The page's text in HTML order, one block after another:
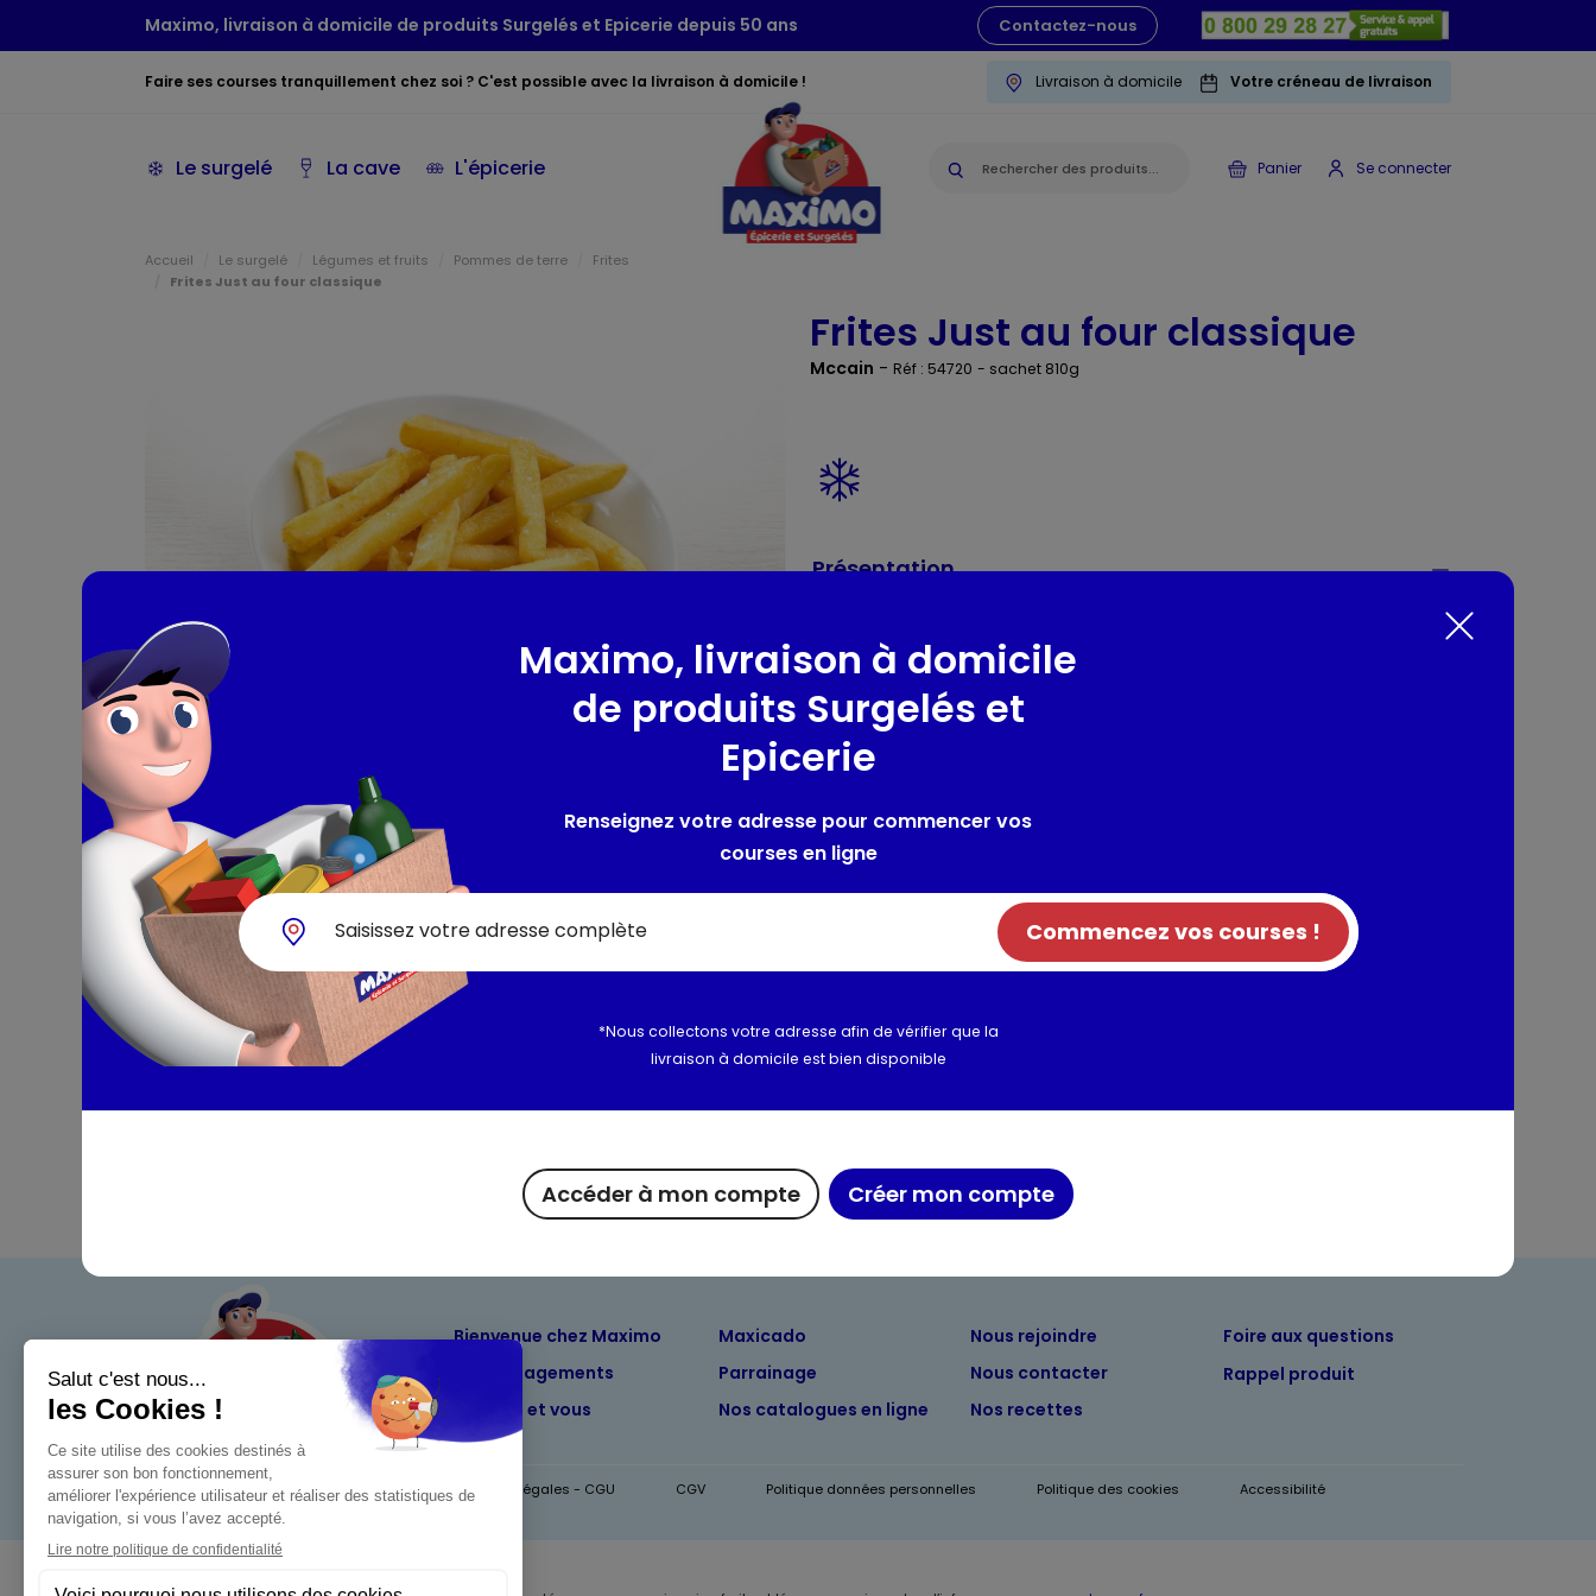
Maximo, livraison à domicile de produits Surgelés et Epicerie depuis 50 ans Contactez-nous
Faire ses courses tranquillement chez soi ? C'est possible avec la livraison à domicile ! Livraison à domicile Votre créneau de livraison
Le surgelé La cave L'épicerie Panier Se connecter
Accueil Le surgelé Légumes et fruits Pommes de terre
Frites
Frites Just au four classique
Frites Just au four classique
Mccain - Réf : 54720 - sachet 810g
Présentation
terre françaises. Préparées sans huile de palme et sans conservateur.
Produit végétarien
Lieu de provenance :FRANCE
Pommes de terre (91.5%) Enrobage (4.5%) : Amidon modifié, farine de riz,
dextrine, fibre de pois, épaississant : gomme xanthane, protéine de pois,
colorants (curcumine, extrait de paprika), huile de tournesol (3,6%).Sel
Fibre de Pois
Valeurs nutritionnelles
Informations complémentaires
Bienvenue chez Maximo
Nos engagements
Maximo et vous
Maxicado
Parrainage
Nos catalogues en ligne
Nous rejoindre
Nous contacter
Nos recettes
Foire aux questions
Rappel produit
Mentions légales - CGU CGV Politique données personnelles Politique des cookies Accessibilité
Maximo, livraison à domicile
de produits Surgelés et
Epicerie
Renseignez votre adresse pour commencer vos
courses en ligne
Commencez vos courses !
*Nous collectons votre adresse afin de vérifier que la
livraison à domicile est bien disponible
Accéder à mon compte Créer mon compte